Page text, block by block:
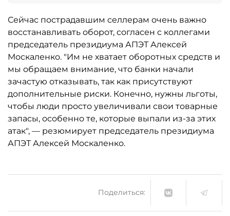
Сейчас пострадавшим селлерам очень важно
восстанавливать оборот, согласен с коллегами
председатель президиума АПЭТ Алексей
Москаленко. "Им не хватает оборотных средств и
мы обращаем внимание, что банки начали
зачастую отказывать, так как присутствуют
дополнительные риски. Конечно, нужны льготы,
чтобы люди просто увеличивали свои товарные
запасы, особенно те, которые выпали из-за этих
атак", — резюмирует председатель президиума
АПЭТ Алексей Москаленко.
Поделиться: